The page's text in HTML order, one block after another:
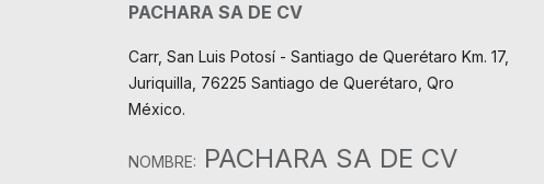
PACHARA SA DE CV
Carr, San Luis Potosí - Santiago de Querétaro Km. 17,
Juriquilla, 76225 Santiago de Querétaro, Qro
México.
NOMBRE: PACHARA SA DE CV